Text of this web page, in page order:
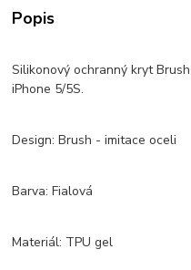
Popis
Silikonový ochranný kryt
iPhone 5/5S.
Design: Brush - imitace oceli
Barva: Fialová
Materiál: TPU gel